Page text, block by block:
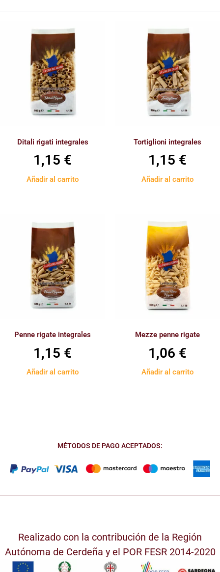
Ditali rigati integrales
1,15 €
Añadir al carrito
Tortiglioni integrales
1,15 €
Añadir al carrito
Penne rigate integrales
1,15 €
Añadir al carrito
Mezze penne rigate
1,06 €
Añadir al carrito
MÉTODOS DE PAGO ACEPTADOS:
Realizado con la contribución de la Región
Autónoma de Cerdeña y el POR FESR 2014-2020